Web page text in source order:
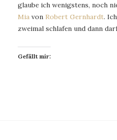
glaube ich wenigstens, noch
Mia von Robert Gernhardt.
zweimal schlafen und dann
Gefällt mir: